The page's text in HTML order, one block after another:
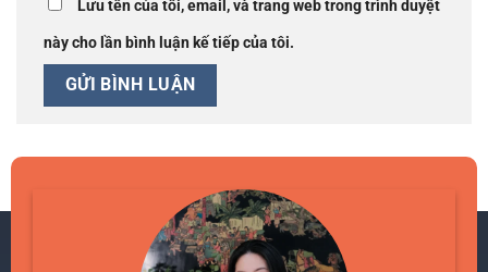
Lưu tên của tôi, email, và trang web trong trình duyệt
này cho lần bình luận kế tiếp của tôi.